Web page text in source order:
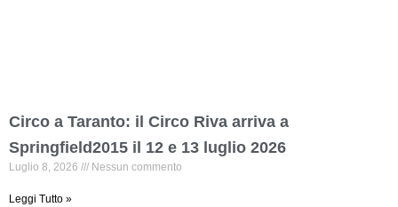
Circo a Taranto: il Circo Riva arriva a
Springfield2015 il 12 e 13 luglio 2026
Luglio 8, 2026 Nessun commento
Leggi Tutto »